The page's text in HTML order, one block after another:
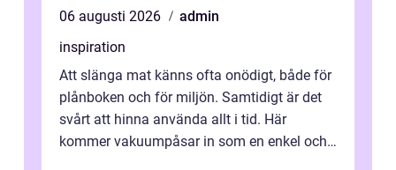
06 augusti 2026
admin
inspiration
Att slänga mat känns ofta onödigt, både för
plånboken och för miljön. Samtidigt är det
svårt att hinna använda allt i tid. Här
kommer vakuumpåsar in som en enkel och